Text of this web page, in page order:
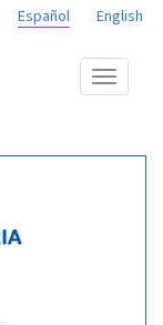
English
Español
Mostrar
menú